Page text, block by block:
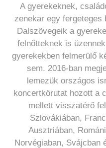
A gyerekeknek,
zenekar egy
Dalszövegeik a
felnőtteknek is
gyerekekben felmerülő
sem. 2016-ban
lemezük országos
koncertkörutat hozott a
mellett visszatérő
Szlovákiában,
Ausztriában,
Norvégiaban, Svájcban